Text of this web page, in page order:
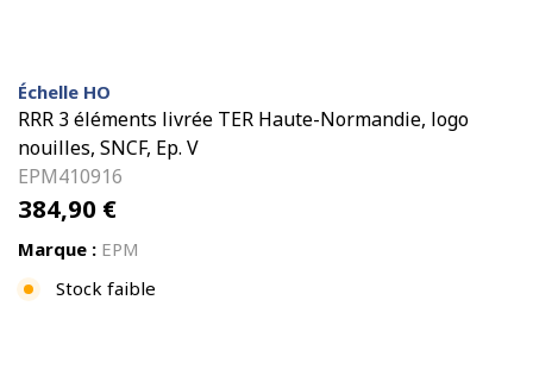
Échelle HO
RRR 3 éléments livrée TER Haute-Normandie, logo
nouilles, SNCF, Ep. V
EPM410916
384,90 €
Marque : EPM
Stock faible